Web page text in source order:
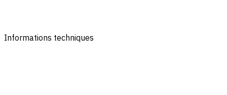
Informations techniques